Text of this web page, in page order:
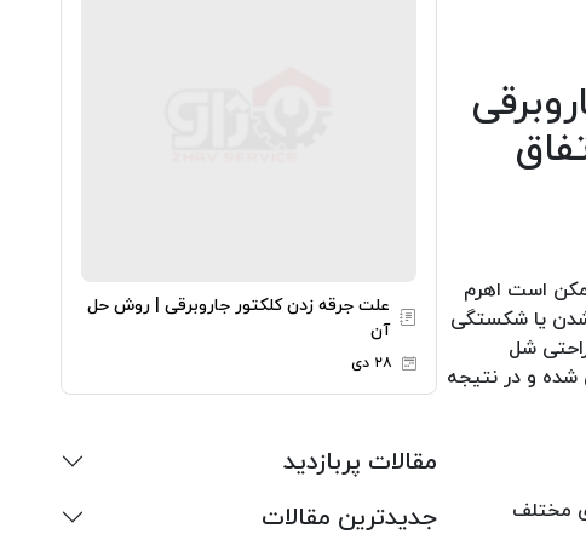
است اهرم
شدن یا شکستگی
شل
شده و در نتیجه
مختلف
علت جرقه زدن کلکتور جاروبرقی | روش حل
آن
۲۸ دی
مقالات پربازدید
جدیدترین مقالات